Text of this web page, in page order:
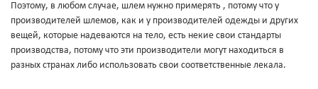
Поэтому, в любом случае, шлем нужно примерять , потому что у
производителей шлемов, как и у производителей одежды и других
вещей, которые надеваются на тело, есть некие свои стандарты
производства, потому что эти производители могут находиться в
разных странах либо использовать свои соответственные лекала.